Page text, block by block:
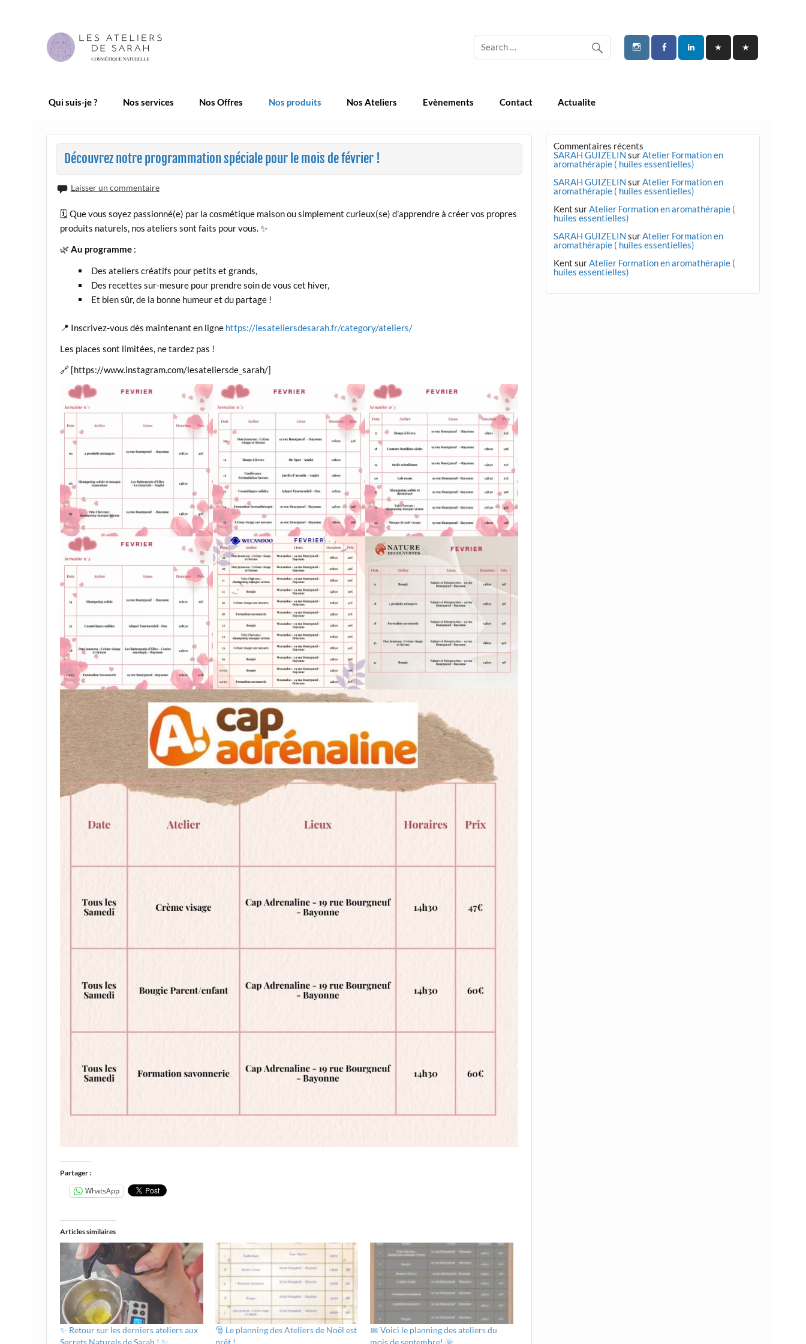
Les Ateliers de Sarah | Cosmetique Naturelle
Qui suis-je ? Nos services Nos Offres Nos produits Nos Ateliers Evènements Contact Actualite
Découvrez notre programmation spéciale pour le mois de février !
Laisser un commentaire
🗓️ Que vous soyez passionné(e) par la cosmétique maison ou simplement curieux(se) d’apprendre à créer vos propres
produits naturels, nos ateliers sont faits pour vous. ✨
🌿Au programme :
Des ateliers créatifs pour petits et grands,
Des recettes sur-mesure pour prendre soin de vous cet hiver,
Et bien sûr, de la bonne humeur et du partage !
📍 Inscrivez-vous dès maintenant en ligne https://lesateliersdesarah.fr/category/ateliers/
Les places sont limitées, ne tardez pas !
🔗 [https://www.instagram.com/lesateliersde_sarah/]
Partager :
WhatsApp
Articles similaires
✨ Retour sur les derniers ateliers aux
🎅 Le planning des Ateliers de Noël est
📅 Voici le planning des ateliers du
Commentaires récents
SARAH GUIZELIN surAtelier Formation en
aromathérapie ( huiles essentielles)
SARAH GUIZELIN surAtelier Formation en
aromathérapie ( huiles essentielles)
Kent surAtelier Formation en aromathérapie (
huiles essentielles)
SARAH GUIZELIN surAtelier Formation en
aromathérapie ( huiles essentielles)
Kent surAtelier Formation en aromathérapie (
huiles essentielles)